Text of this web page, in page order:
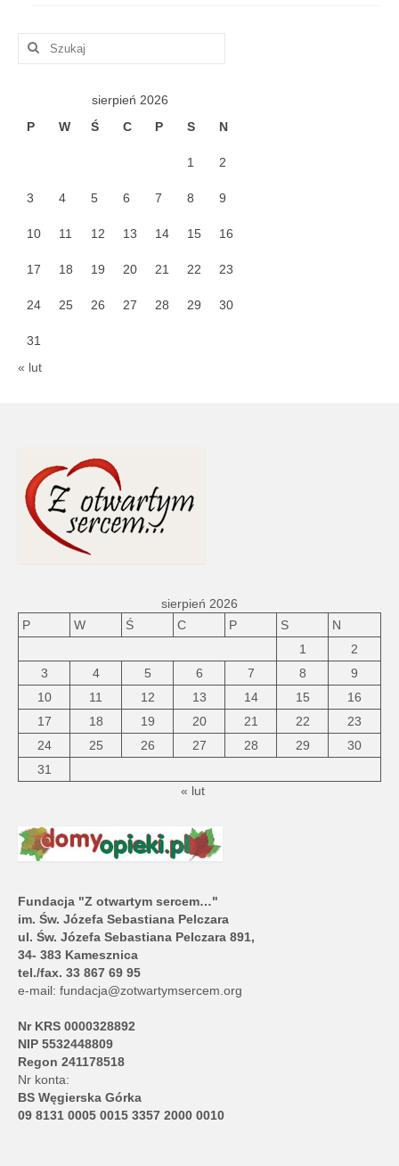
Szuklaj
sierpień 2026
P
W Ś C P S N
1 2
3 4 5 6 7 8 9
10 11 12 13 14 15 16
17 18 19 20 21 22 23
24 25 26 27 28 29 30
31
« lut
sierpień 2026
P
W Ś C P S
N
1
2
3
4 5 6 7 8
9
10
11 12 13 14 15
16
17
18 19 20 21 22
23
24
25 26 27 28 29
30
31
« lut
Fundacja "Z otwartym sercem…"
im. Św. Józefa Sebastiana Pelczara
ul. Św. Józefa Sebastiana Pelczara 891,
34- 383 Kamesznica
tel./fax. 33 867 69 95
e-mail: fundacja@zotwartymsercem.org
Nr KRS 0000328892
NIP 5532448809
Regon 241178518
Nr konta:
BS Węgierska Górka
09 8131 0005 0015 3357 2000 0010